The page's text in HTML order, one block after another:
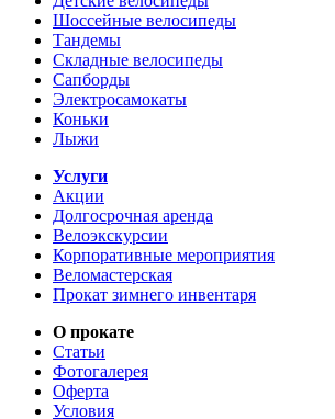
Шоссейные велосипеды
Тандемы
Складные велосипеды
Сапборды
Электросамокаты
Коньки
Лыжи
Услуги
Акции
Долгосрочная аренда
Велоэкскурсии
Корпоративные мероприятия
Веломастерская
Прокат зимнего инвентаря
О прокате
Статьи
Фотогалерея
Оферта
Условия